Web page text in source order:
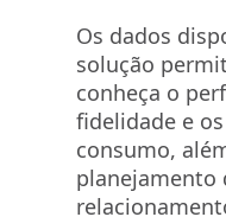
Os dados
solução
conheça o
fidelidade e
consumo,
planejamento